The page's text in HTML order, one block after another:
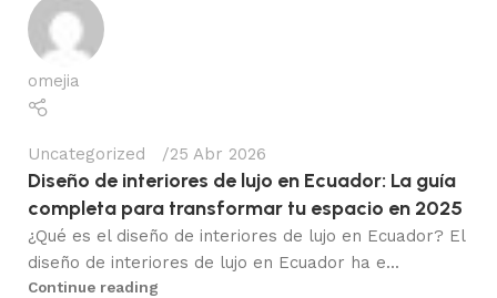
omejia
Uncategorized 25 Abr 2026
Diseño de interiores de lujo en Ecuador: La guía
completa para transformar tu espacio en 2025
¿Qué es el diseño de interiores de lujo en Ecuador? El
diseño de interiores de lujo en Ecuador ha e...
Continue reading